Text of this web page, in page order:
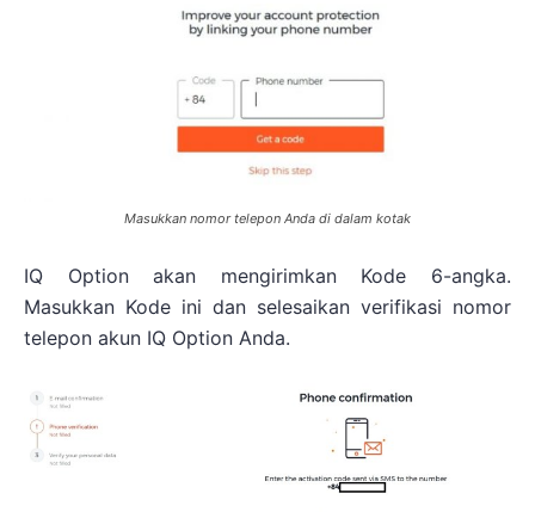
Masukkan nomor telepon Anda di dalam kotak
IQ Option akan mengirimkan Kode 6-angka.
Masukkan Kode ini dan selesaikan verifikasi nomor
telepon akun IQ Option Anda.